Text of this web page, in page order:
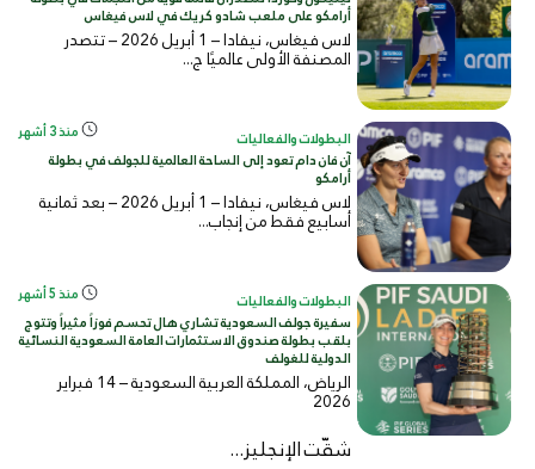
أرامكو على ملعب شادو كريك في لاس فيغاس
لاس فيغاس، نيفادا – 1 أبريل 2026 – تتصدر
المصنفة الأولى عالميًا ج...
البطولات والفعاليات منذ 3 أشهر
آن فان دام تعود إلى الساحة العالمية للجولف في بطولة
أرامكو
لاس فيغاس، نيفادا – 1 أبريل 2026 – بعد ثمانية
أسابيع فقط من إنجاب...
البطولات والفعاليات منذ 5 أشهر
سفيرة جولف السعودية تشاري هال تحسم فوزاً مثيراً وتتوج
بلقب بطولة صندوق الاستثمارات العامة السعودية النسائية
الدولية للغولف
الرياض، المملكة العربية السعودية – 14 فبراير
2026
شقّت الإنجليز...